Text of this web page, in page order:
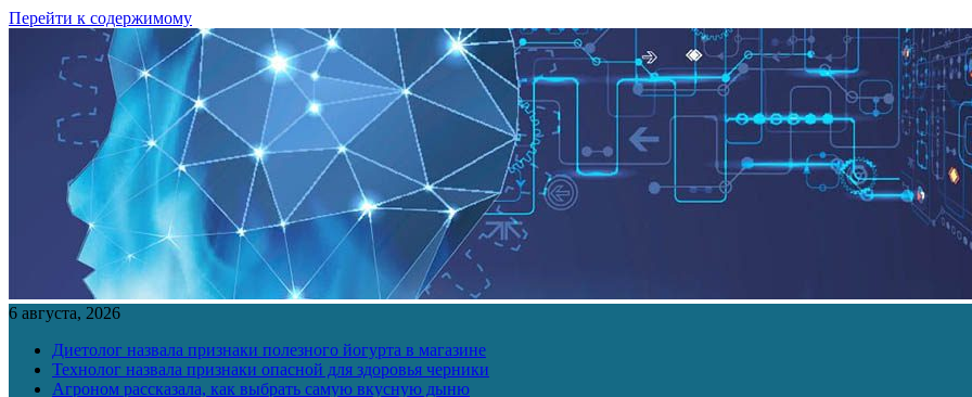
Перейти к содержимому
6 августа, 2026
Диетолог назвала признаки полезного йогурта в магазине
Технолог назвала признаки опасной для здоровья черники
Агроном рассказала, как выбрать самую вкусную дыню